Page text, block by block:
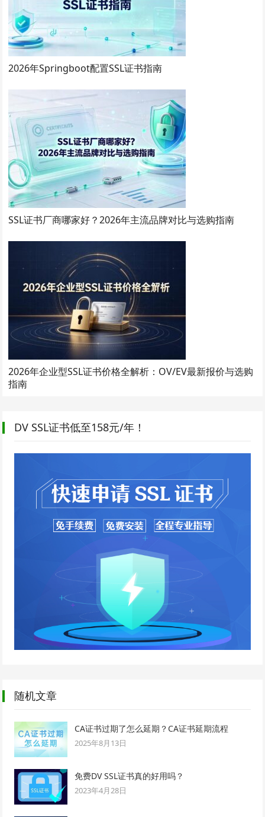
2026年Springboot配置SSL证书指南
SSL证书厂商哪家好？2026年主流品牌对比与选购指南
2026年企业型SSL证书价格全解析：OV/EV最新报价与选购
指南
DV SSL证书低至158元/年！
随机文章
CA证书过期了怎么延期？CA证书延期流程
2025年8月13日
免费DV SSL证书真的好用吗？
2023年4月28日